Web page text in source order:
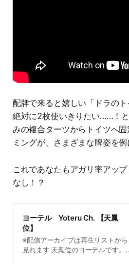
配牌で来ると嬉しい「ドラのト
絶対に2枚使いきりたい……！
みの複合ターツからトイツへ
ミングが、さまざまな牌姿を例
これであなたもアガリ率アッ
なし！？
ヨーテル Yoteru Ch. 【天鳳
位】
※配信アーカイブは再生リストから
見れます 天鳳位のヨーテルです。